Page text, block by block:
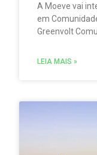
A Moeve vai
em
Greenvolt
consumir e
LEIA MAIS »